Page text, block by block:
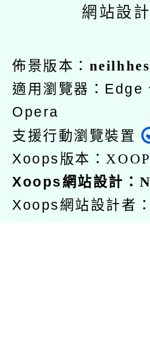
網站設
佈景版本：
適用瀏覽器：
Opera
支援行動瀏覽裝置
Xoops版本：
Xoops網站設計 ：
Xoops網站設計者